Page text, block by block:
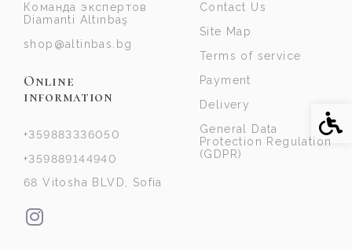
Команда экспертов
Diamanti Altınbaş
shop@altinbas.bg
Online
information
+359883336050
+359889144940
68 Vitosha BLVD, Sofia
Contact Us
Site Map
Terms of service
Payment
Delivery
General Data
Protection Regulation
(GDPR)